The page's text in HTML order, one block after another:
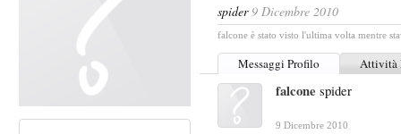
spider 9 Dicembre 2010
falcone è stato visto l'ultima volta mentre
Messaggi Profilo Attività
falcone spider
9 Dicembre 2010